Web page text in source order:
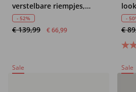
verstelbare riempjes,
comfortabele wijdte
- 52%
€ 139,99 € 66,99
-
€
Sale Sale